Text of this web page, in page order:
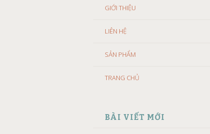
GIỚI THIỆU
LIÊN HỆ
SẢN PHẨM
TRANG CHỦ
BÀI VIẾT MỚI